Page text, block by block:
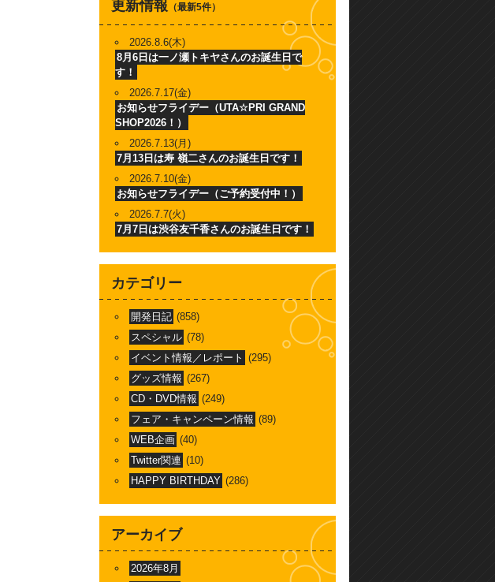
更新情報 （最新5件）
2026.8.6(木)
8月6日は一ノ瀬トキヤさんのお誕生日で
す！
2026.7.17(金)
お知らせフライデー（UTA☆PRI GRAND
SHOP2026！）
2026.7.13(月)
7月13日は寿 嶺二さんのお誕生日です！
2026.7.10(金)
お知らせフライデー（ご予約受付中！）
2026.7.7(火)
7月7日は渋谷友千香さんのお誕生日です！
カテゴリー
開発日記 (858)
スペシャル (78)
イベント情報／レポート (295)
グッズ情報 (267)
CD・DVD情報 (249)
フェア・キャンペーン情報 (89)
WEB企画 (40)
Twitter関連 (10)
HAPPY BIRTHDAY (286)
アーカイブ
2026年8月